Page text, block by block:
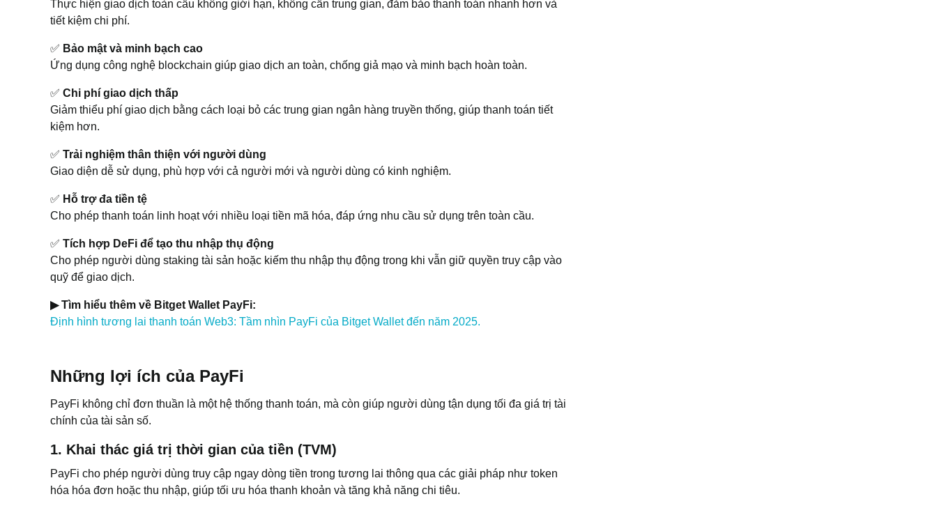
Thực hiện giao dịch toàn cầu không giới hạn, không cần trung gian, đảm bảo thanh toán nhanh hơn và
tiết kiệm chi phí.
✅ Bảo mật và minh bạch cao
Ứng dụng công nghệ blockchain giúp giao dịch an toàn, chống giả mạo và minh bạch hoàn toàn.
✅ Chi phí giao dịch thấp
Giảm thiểu phí giao dịch bằng cách loại bỏ các trung gian ngân hàng truyền thống, giúp thanh toán tiết
kiệm hơn.
✅ Trải nghiệm thân thiện với người dùng
Giao diện dễ sử dụng, phù hợp với cả người mới và người dùng có kinh nghiệm.
✅ Hỗ trợ đa tiền tệ
Cho phép thanh toán linh hoạt với nhiều loại tiền mã hóa, đáp ứng nhu cầu sử dụng trên toàn cầu.
✅ Tích hợp DeFi để tạo thu nhập thụ động
Cho phép người dùng staking tài sản hoặc kiếm thu nhập thụ động trong khi vẫn giữ quyền truy cập vào
quỹ để giao dịch.
▶ Tìm hiểu thêm về Bitget Wallet PayFi:
Định hình tương lai thanh toán Web3: Tầm nhìn PayFi của Bitget Wallet đến năm 2025.
Những lợi ích của PayFi
PayFi không chỉ đơn thuần là một hệ thống thanh toán, mà còn giúp người dùng tận dụng tối đa giá trị tài
chính của tài sản số.
1. Khai thác giá trị thời gian của tiền (TVM)
PayFi cho phép người dùng truy cập ngay dòng tiền trong tương lai thông qua các giải pháp như token
hóa hóa đơn hoặc thu nhập, giúp tối ưu hóa thanh khoản và tăng khả năng chi tiêu.